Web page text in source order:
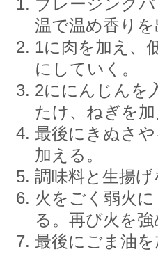
ブレージング
温で温め香りを
1に肉を加え、
にしていく。
2ににんじんを
たけ、ねぎを加
最後にきぬさ
加える。
調味料と生揚
火をごく弱火
る。再び火を
最後にごま油